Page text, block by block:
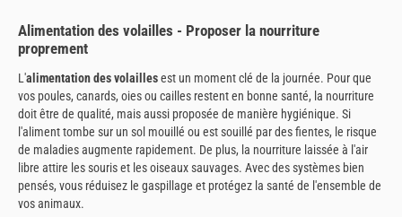
Alimentation des volailles - Proposer la nourriture
proprement
L'alimentation des volaillesest un moment clé de la journée. Pour que
vos poules, canards, oies ou cailles restent en bonne santé, la nourriture
doit être de qualité, mais aussi proposée de manière hygiénique. Si
l'aliment tombe sur un sol mouillé ou est souillé par des fientes, le risque
de maladies augmente rapidement. De plus, la nourriture laissée à l'air
libre attire les souris et les oiseaux sauvages. Avec des systèmes bien
pensés, vous réduisez le gaspillage et protégez la santé de l'ensemble de
vos animaux.